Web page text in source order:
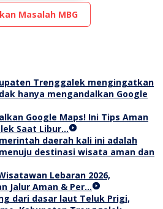
Masalah MBG
Google Maps! Ini Tips Aman
Saat Libur…
Lebaran 2026,
Jalur Aman & Per…